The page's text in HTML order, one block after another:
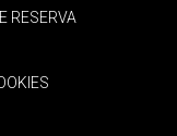
RESERVA